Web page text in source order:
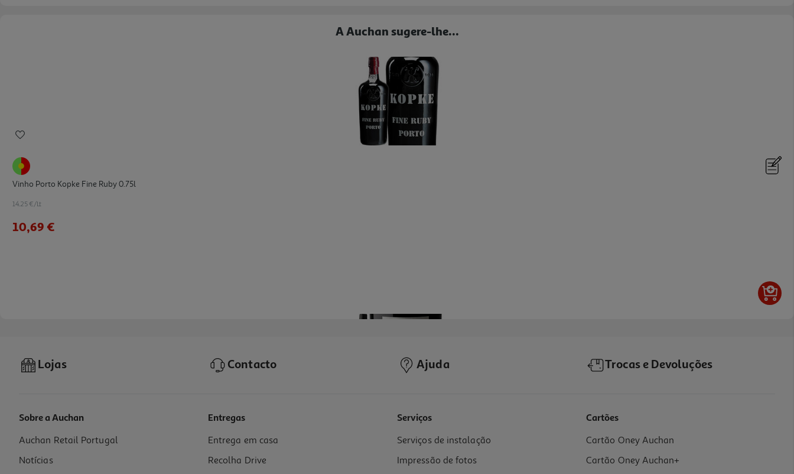
A Auchan sugere-lhe...
Vinho Porto Kopke Fine Ruby 0.75l
14.25 €/Lt
10,69 €
Vinho Porto Burmester Ruby 0.75l
12.39 €/Lt
Lojas Contacto Ajuda Trocas e Devoluções
Sobre a Auchan
Auchan Retail Portugal
Notícias
Entregas
Entrega em casa
Recolha Drive
Serviços
Serviços de instalação
Impressão de fotos
Cartões
Cartão Oney Auchan
Cartão Oney Auchan+